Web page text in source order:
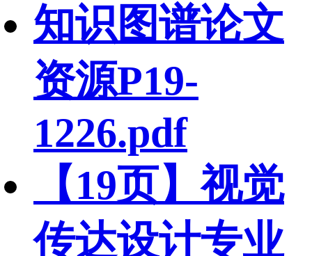
知识图谱论文
资源P19-
1226.pdf
【19页】视觉
传达设计专业